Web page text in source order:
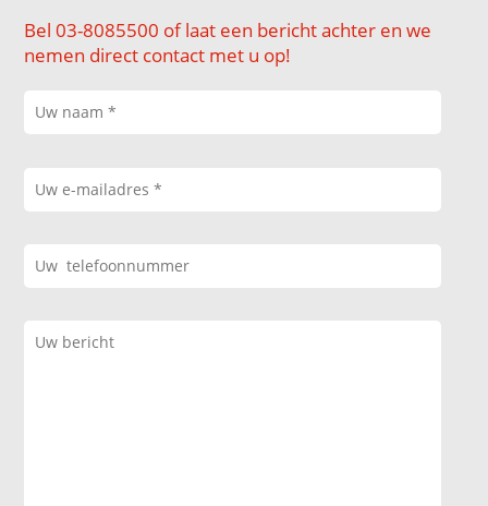
Bel 03-8085500 of laat een bericht achter en we
nemen direct contact met u op!